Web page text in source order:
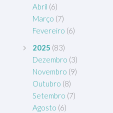
Abril (6)
Março (7)
Fevereiro (6)
2025 (83)
Dezembro (3)
Novembro (9)
Outubro (8)
Setembro (7)
Agosto (6)